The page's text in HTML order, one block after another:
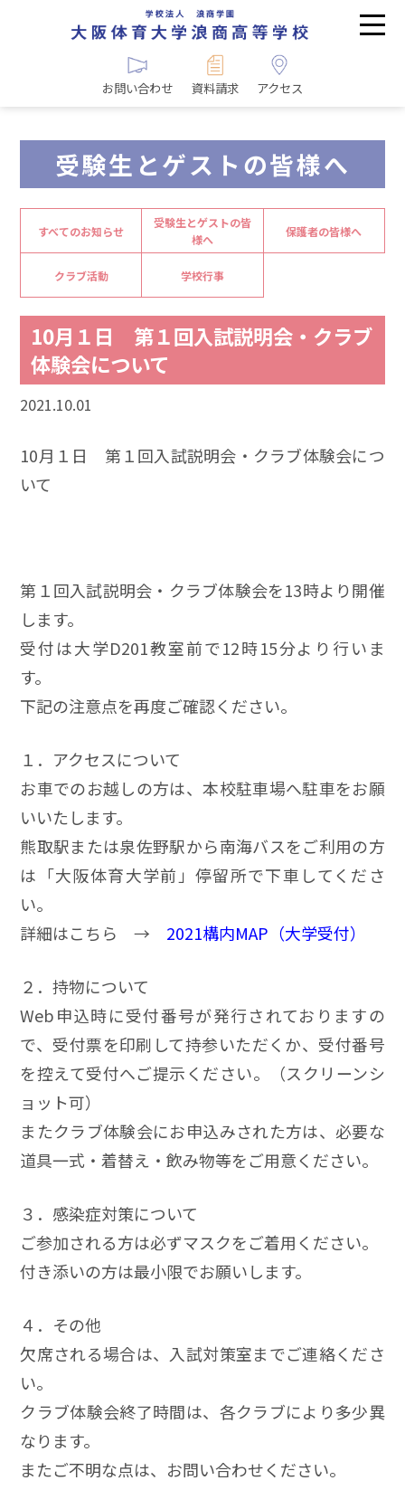
お問い合わせ 資料請求 アクセス
受験生とゲストの皆様へ
すべてのお知らせ
受験生とゲストの皆
様へ
保護者の皆様へ
クラブ活動 学校行事
10月１日 第１回入試説明会・クラブ
体験会について
2021.10.01
10月１日 第１回入試説明会・クラブ体験会につ
いて
第１回入試説明会・クラブ体験会を13時より開催
します。
受付は大学D201教室前で12時15分より行いま
す。
下記の注意点を再度ご確認ください。
１．アクセスについて
お車でのお越しの方は、本校駐車場へ駐車をお願
いいたします。
熊取駅または泉佐野駅から南海バスをご利用の方
は「大阪体育大学前」停留所で下車してくださ
い。
詳細はこちら → 2021構内MAP（大学受付）
２．持物について
Web申込時に受付番号が発行されておりますの
で、受付票を印刷して持参いただくか、受付番号
を控えて受付へご提示ください。（スクリーンシ
ョット可）
またクラブ体験会にお申込みされた方は、必要な
道具一式・着替え・飲み物等をご用意ください。
３．感染症対策について
ご参加される方は必ずマスクをご着用ください。
付き添いの方は最小限でお願いします。
４．その他
欠席される場合は、入試対策室までご連絡くださ
い。
クラブ体験会終了時間は、各クラブにより多少異
なります。
またご不明な点は、お問い合わせください。